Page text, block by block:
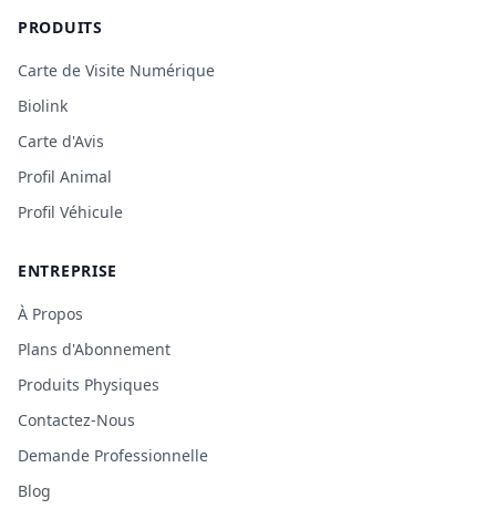
PRODUITS
Carte de Visite Numérique
Biolink
Carte d'Avis
Profil Animal
Profil Véhicule
ENTREPRISE
À Propos
Plans d'Abonnement
Produits Physiques
Contactez-Nous
Demande Professionnelle
Blog